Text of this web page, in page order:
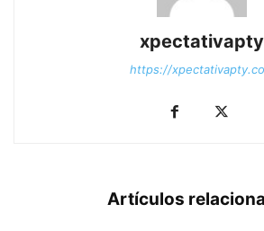
xpectativapty
https://
Artículos